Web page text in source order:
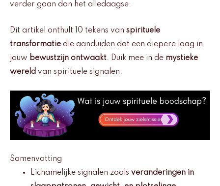
verder gaan dan het alledaagse.
Dit artikel onthult 10 tekens van spirituele
transformatie die aanduiden dat een diepere laag in
jouw bewustzijn ontwaakt. Duik mee in de mystieke
wereld van spirituele signalen.
Samenvatting
Lichamelijke signalen zoals veranderingen in